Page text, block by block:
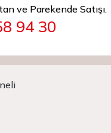
ve Parekende Satışı.
94 30